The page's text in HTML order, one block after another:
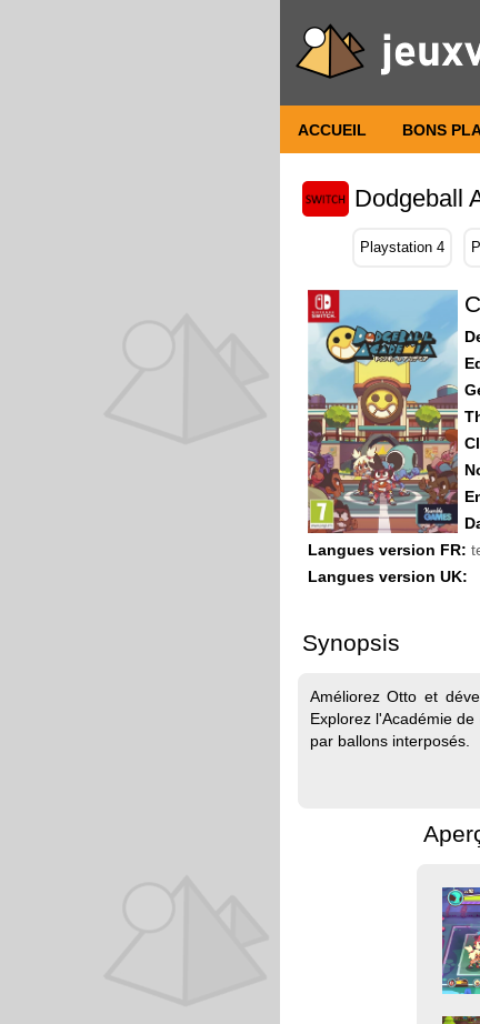
ACCUEIL BONS
Dodgeball
Playstation 4
Langues version FR:
Langues version UK:
Synopsis
Améliorez Otto et
Explorez l'Académie
par ballons interposés.